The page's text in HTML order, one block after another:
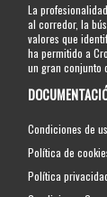
La
al corredor, la
valores que
ha permitido a
un gran conjunto
Condiciones de
Política de
Política